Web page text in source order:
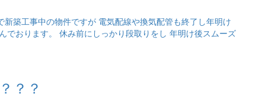
築工事中の物件ですが 電気配線や換気配管も終了し年明け
でおります。 休み前にしっかり段取りをし 年明け後スムーズ
？？